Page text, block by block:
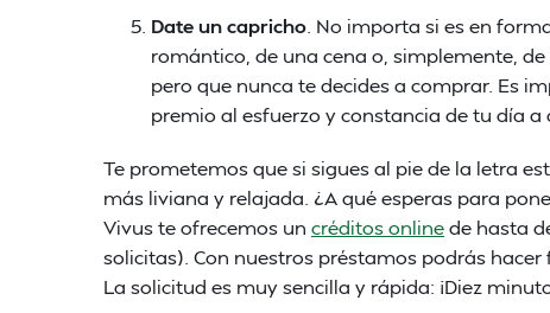
Date un capricho . No importa si es en
romántico, de una cena o, simplemente,
pero que nunca te decides a comprar. Es
premio al esfuerzo y constancia de tu día
Te prometemos que si sigues al pie de la letra
más liviana y relajada. ¿A qué esperas para
Vivus te ofrecemos un créditos onlinede hasta
solicitas). Con nuestros préstamos podrás
La solicitud es muy sencilla y rápida: ¡Diez